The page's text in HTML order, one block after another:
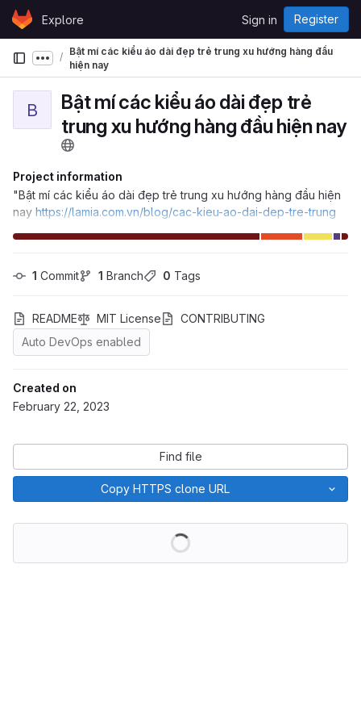
Skip to content
GitLabExplore Sign in Register
Show more breadcrumbs
Bật mí các kiểu áo dài đẹp trẻ trung xu hướng hàng đầu
hiện nay
B
Bật mí các kiểu áo dài đẹp trẻ
trung xu hướng hàng đầu hiện nay
Project information
"Bật mí các kiểu áo dài đẹp trẻ trung xu hướng hàng đầu hiện
nay https://lamia.com.vn/blog/cac-kieu-ao-dai-dep-tre-trung
1 Commit 1 Branch 0 Tags
README MIT License
CONTRIBUTING
Auto DevOps enabled
Created on
February 22, 2023
Find file
Copy HTTPS clone URL